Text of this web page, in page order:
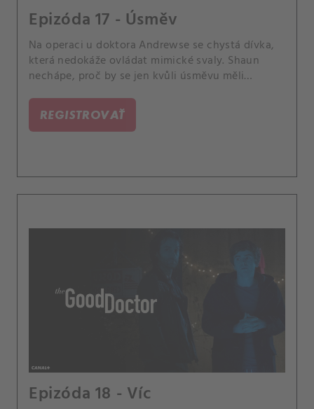
Epizóda 17 - Úsměv
Na operaci u doktora Andrewse se chystá dívka,
která nedokáže ovládat mimické svaly. Shaun
nechápe, proč by se jen kvůli úsměvu měli
REGISTROVAŤ
Epizóda 18 - Víc